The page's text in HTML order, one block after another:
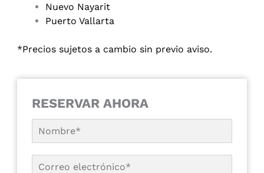
Nuevo Nayarit
Puerto Vallarta
*Precios sujetos a cambio sin previo aviso.
RESERVAR AHORA